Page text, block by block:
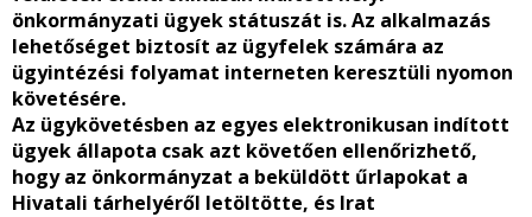
önkormányzati ügyek státuszát is. Az alkalmazás
lehetőséget biztosít az ügyfelek számára az
ügyintézési folyamat interneten keresztüli nyomon
követésére.
Az ügykövetésben az egyes elektronikusan indított
ügyek állapota csak azt követően ellenőrizhető,
hogy az önkormányzat a beküldött űrlapokat a
Hivatali tárhelyéről letöltötte, és Irat